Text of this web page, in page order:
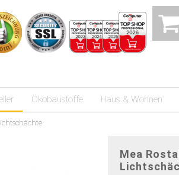
Ökobaustoffe Haus & Wohnen
Mea